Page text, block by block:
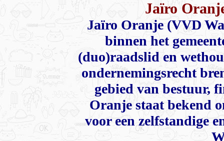
Jaïro
Jaïro Oranje (VVD
binnen het
(duo)raadslid en
ondernemingsrecht
gebied van bestuur,
Oranje staat bekend
voor een zelfstandige